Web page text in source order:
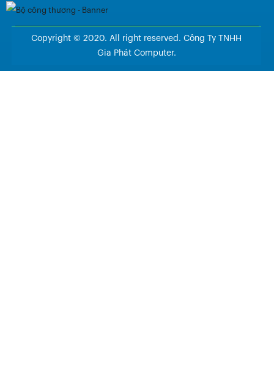
Copyright © 2020. All right reserved. Công Ty TNHH
Gia Phát Computer.